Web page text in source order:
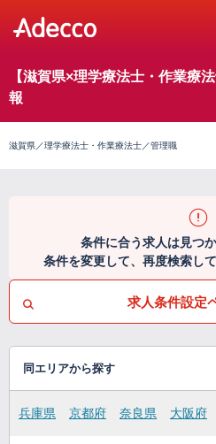
【滋賀県×理学療法士・作業療
報
滋賀県／理学療法士・作業療法士／管理職
条件に合う求人は見つ
条件を変更して、再度検索し
求人条件設定
同エリアから探す
兵庫県 京都府 奈良県 大阪府